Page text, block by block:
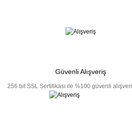
Güvenli Alışveriş
256 bit SSL Sertifikası ile %100 güvenli